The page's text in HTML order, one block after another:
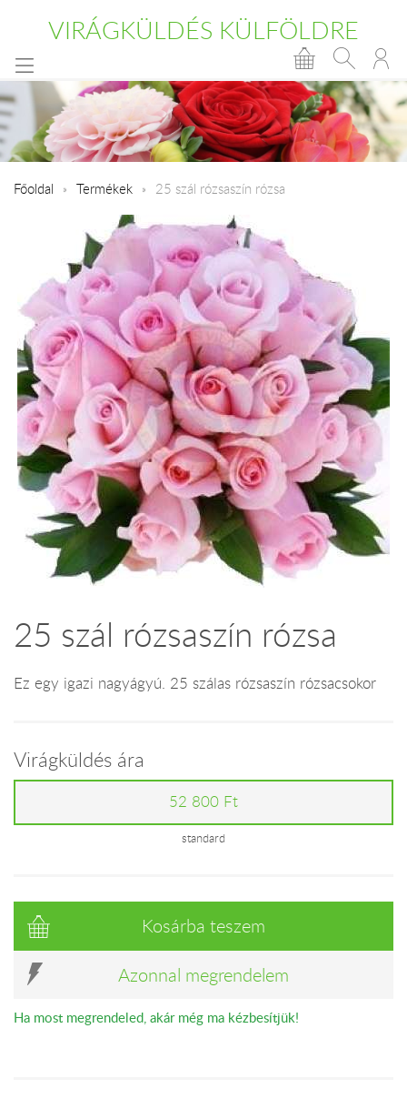
VIRÁGKÜLDÉS KÜLFÖLDRE
Főoldal Termékek 25 szál rózsaszín rózsa
25 szál rózsaszín rózsa
Ez egy igazi nagyágyú. 25 szálas rózsaszín rózsacsokor
Virágküldés ára
52 800 Ft
standard
Kosárba teszem
Azonnal megrendelem
Ha most megrendeled, akár még ma kézbesítjük!